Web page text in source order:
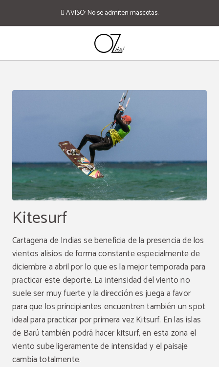
AVISO: No se admiten mascotas.
Experiencias del Hotel Oz Grand en Cartagena de Indias. Web Oficial.
Kitesurf
Cartagena de Indias se beneficia de la presencia de los
vientos alisios de forma constante especialmente de
diciembre a abril por lo que es la mejor temporada para
practicar este deporte. La intensidad del viento no
suele ser muy fuerte y la dirección es juega a favor
para que los principiantes encuentren también un spot
ideal para practicar por primera vez Kitsurf. En las islas
de Barú también podrá hacer kitsurf, en esta zona el
viento sube ligeramente de intensidad y el paisaje
cambia totalmente.